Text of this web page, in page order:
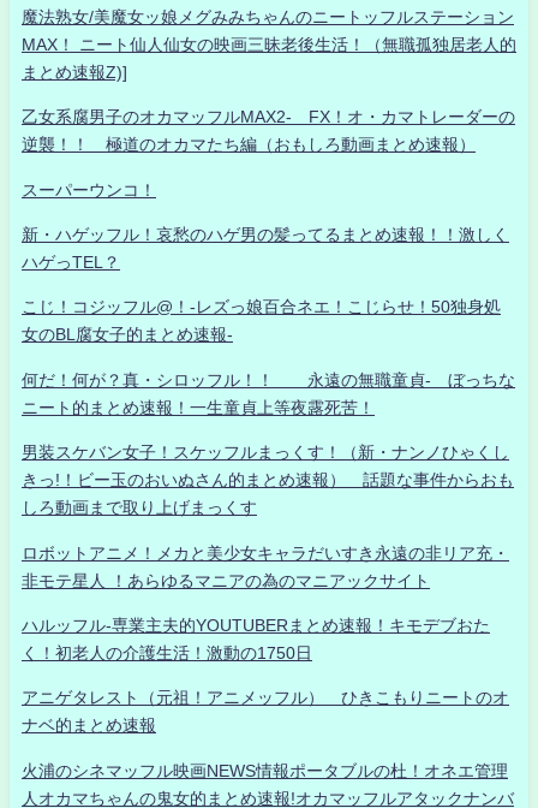
魔法熟女/美魔女ッ娘メグみみちゃんのニートッフルステーション
MAX！ ニート仙人仙女の映画三昧老後生活！（無職孤独居老人的
まとめ速報Z)]
乙女系腐男子のオカマッフルMAX2- FX！オ・カマトレーダーの
逆襲！！ 極道のオカマたち編（おもしろ動画まとめ速報）
スーパーウンコ！
新・ハゲッフル！哀愁のハゲ男の髪ってるまとめ速報！！激しく
ハゲっTEL？
こじ！コジッフル@！-レズっ娘百合ネエ！こじらせ！50独身処
女のBL腐女子的まとめ速報-
何だ！何が？真・シロッフル！！ 永遠の無職童貞- ぼっちな
ニート的まとめ速報！一生童貞上等夜露死苦！
男装スケバン女子！スケッフルまっくす！（新・ナンノひゃくし
きっ!！ビー玉のおいぬさん的まとめ速報） 話題な事件からおも
しろ動画まで取り上げまっくす
ロボットアニメ！メカと美少女キャラだいすき永遠の非リア充・
非モテ星人 ！あらゆるマニアの為のマニアックサイト
ハルッフル-専業主夫的YOUTUBERまとめ速報！キモデブおた
く！初老人の介護生活！激動の1750日
アニゲタレスト（元祖！アニメッフル） ひきこもりニートのオ
ナベ的まとめ速報
火浦のシネマッフル映画NEWS情報ポータブルの杜！オネエ管理
人オカマちゃんの鬼女的まとめ速報!オカマッフルアタックナンバ